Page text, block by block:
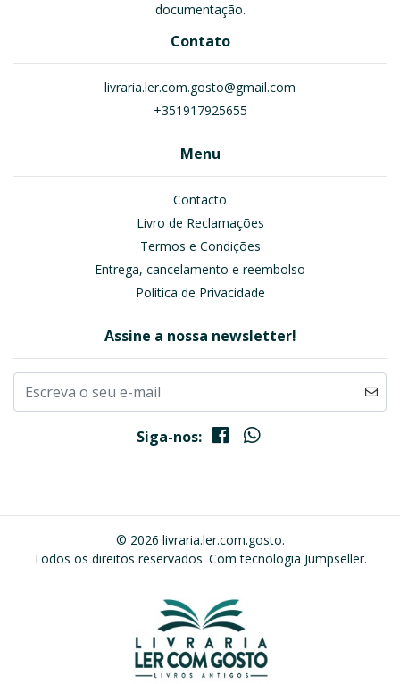
documentação.
Contato
livraria.ler.com.gosto@gmail.com
+351917925655
Menu
Contacto
Livro de Reclamações
Termos e Condições
Entrega, cancelamento e reembolso
Política de Privacidade
Assine a nossa newsletter!
Siga-nos:
© 2026 livraria.ler.com.gosto.
Todos os direitos reservados. Com tecnologia Jumpseller.